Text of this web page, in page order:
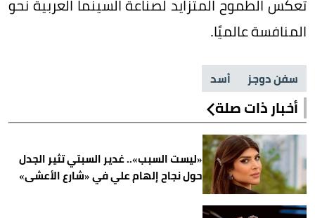
تعكس الطموح المتزايد لصناعة السينما العربية نحو
المنافسة عالميًا.
سفن دوجز أسد
أخبار ذات صلة
«ليست السبب».. غدير السبتي تثير الجدل
حول نجاح إلهام علي في «شارع الأعشى»